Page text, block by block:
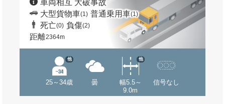
車両相互 大破事故
大型貨物車(1) 普通乗用車(1)
死亡(0) 負傷(2)
距離2364m
25～34歳
他
曇
幅5.5～
9.0m
他
信号なし